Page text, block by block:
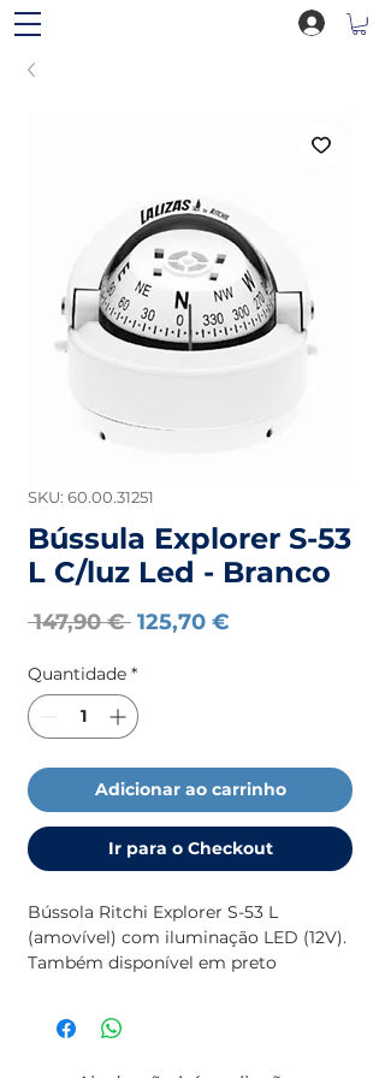
SKU: 60.00.31251
Bússula Explorer S-53
L C/luz Led - Branco
147,90 € Preço
125,70 €
Quantidade *
Adicionar ao carrinho
Ir para o Checkout
Bússola Ritchi Explorer S-53 L
(amovível) com iluminação LED (12V).
Também disponível em preto